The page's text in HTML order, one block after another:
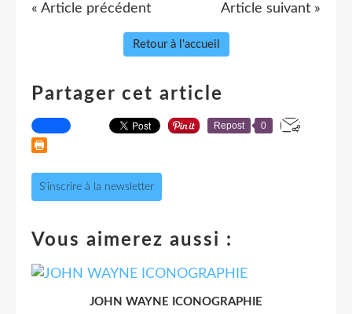
« Article précédent Article suivant »
Retour à l'accueil
Partager cet article
Repost 0
S'inscrire à la newsletter
Vous aimerez aussi :
JOHN WAYNE ICONOGRAPHIE